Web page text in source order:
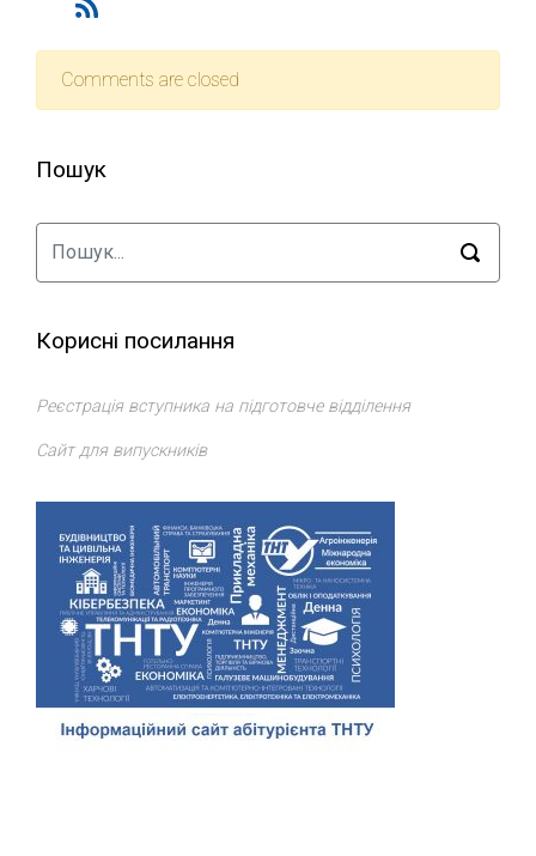
Comments are closed
Пошук
Корисні посилання
Реєстрація вступника на підготовче відділення
Сайт для випускників
Відділ доуніверситетської підготовки, профорієнтації та